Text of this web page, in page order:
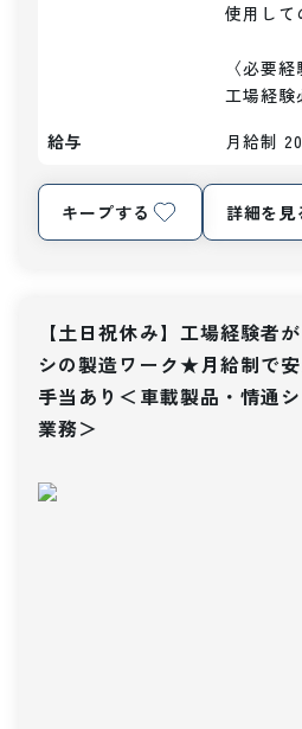
使用して
〈必要経
工場経験
給与
月給制
キープする 詳細を見
【土日祝休み】工場経験者
シの製造ワーク★月給制で
手当あり＜車載製品・情通
業務＞